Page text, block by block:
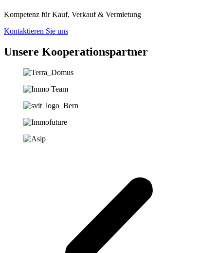
Kompetenz für Kauf, Verkauf & Vermietung
Kontaktieren Sie uns
Unsere Koopera­tions­partner